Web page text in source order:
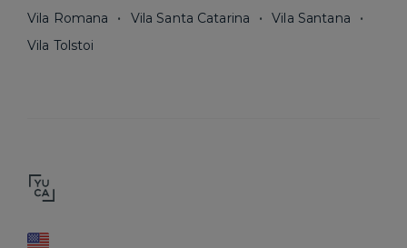
Vila Romana
Vila Santa Catarina
Vila Santana
Vila Tolstoi